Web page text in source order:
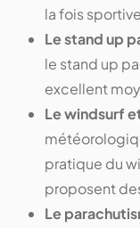
la fois
Le stand up
le stand up
excellent
Le windsurf
pratique du
proposent
Le